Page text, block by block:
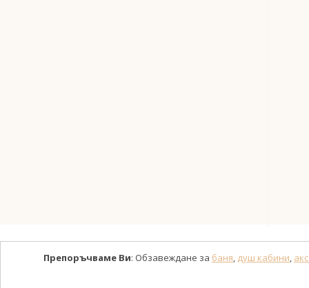
Препоръчваме Ви: Обзавеждане за баня, душ кабини,